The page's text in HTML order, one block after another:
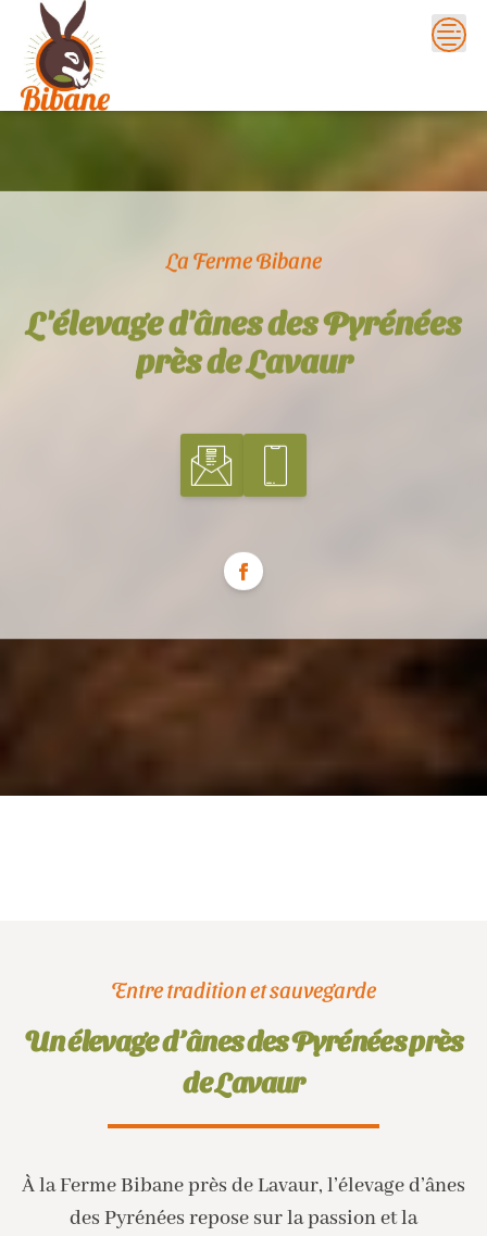
content
La Ferme Bibane
L'élevage d'ânes des Pyrénées
près de Lavaur
Entre tradition et sauvegarde
Un élevage d’ânes des Pyrénées près
de Lavaur
À la Ferme Bibane près de Lavaur, l’élevage d’ânes
des Pyrénées repose sur la passion et la